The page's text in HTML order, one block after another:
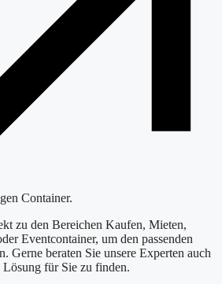
Container.
zu den Bereichen Kaufen, Mieten,
Eventcontainer, um den passenden
Gerne beraten Sie unsere Experten auch
für Sie zu finden.